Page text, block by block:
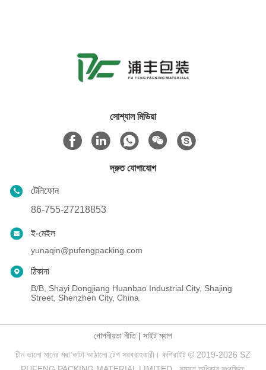
সোশ্যাল মিডিয়া
দ্রুত যোগাযোগ
টেলিফোন
86-755-27218853
ই-মেইল
yunaqin@pufengpacking.com
ঠিকানা
B/B, Shayi Dongjiang Huanbao Industrial City, Shajing
Street, Shenzhen City, China
গোপনীয়তা নীতি| সাইট ম্যাপ
চীন ভালো মানের মরা কাটা আঠালো টেপ সরবরাহকারী। কপিরাইট © 2019-2026 SZ